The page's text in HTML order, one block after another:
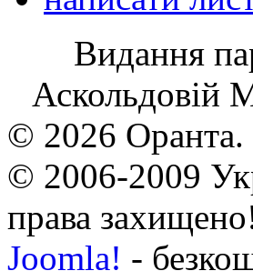
Видання
Аскольдовій
© 2026 Оранта.
© 2006-2009
права
Joomla! -